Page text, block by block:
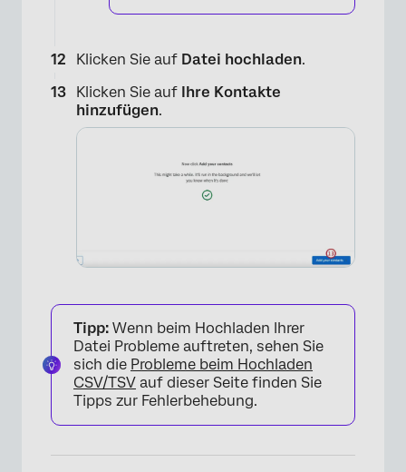
Klicken Sie auf Datei hochladen.
Klicken Sie auf Ihre Kontakte
hinzufügen.
Tipp: Wenn beim Hochladen Ihrer
Datei Probleme auftreten, sehen Sie
sich die Probleme beim Hochladen
CSV/TSV auf dieser Seite finden Sie
Tipps zur Fehlerbehebung.